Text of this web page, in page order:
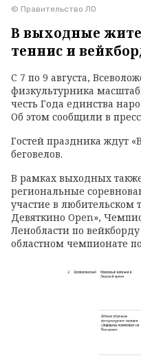
© Правительство ЛО
В выходные
теннис и
С 7 по 9 августа,
физкультурника
честь Года единства
Об этом сообщили в
Гостей праздника ждут
беговелов.
В рамках выходных
региональные
участие в любительском
Девяткино Open»,
Ленобласти по
областном чемпионате